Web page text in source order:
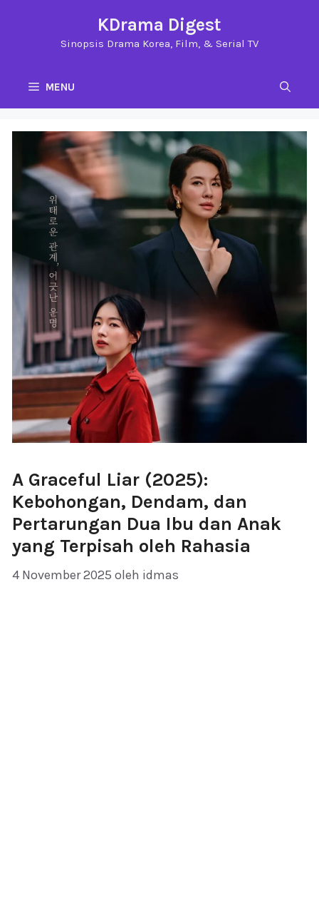
KDrama Digest
Sinopsis Drama Korea, Film, & Serial TV
MENU
A Graceful Liar (2025):
Kebohongan, Dendam, dan
Pertarungan Dua Ibu dan Anak
yang Terpisah oleh Rahasia
4 November 2025 oleh idmas